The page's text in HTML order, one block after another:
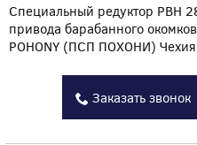
Специальный редуктор PBH
привода барабанного
POHONY (ПСП ПОХОНИ)
Заказать звонок